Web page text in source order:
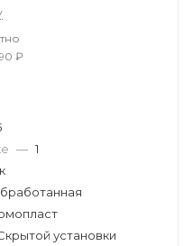
₽
— 1
установки